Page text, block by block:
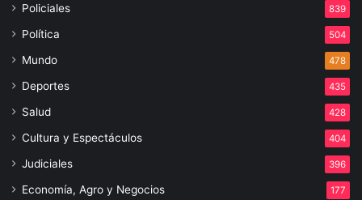
Policiales 839
Política 504
Mundo 478
Deportes 435
Salud 428
Cultura y Espectáculos 404
Judiciales 396
Economía, Agro y Negocios 177